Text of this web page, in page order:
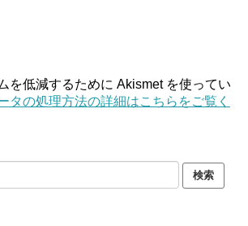
を低減するために Akismet を使ってい
タの処理方法の詳細はこちらをご覧く